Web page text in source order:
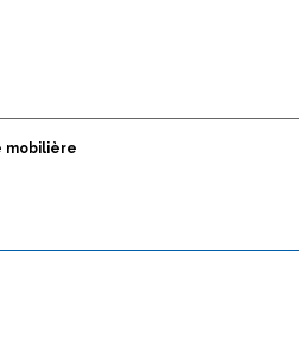
mobilière